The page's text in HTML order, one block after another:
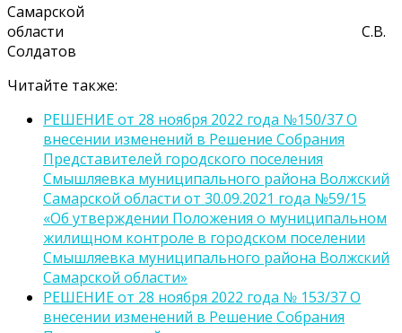
Самарской
области С.В.
Солдатов
Читайте также:
РЕШЕНИЕ от 28 ноября 2022 года №150/37 О
внесении изменений в Решение Собрания
Представителей городского поселения
Смышляевка муниципального района Волжский
Самарской области от 30.09.2021 года №59/15
«Об утверждении Положения о муниципальном
жилищном контроле в городском поселении
Смышляевка муниципального района Волжский
Самарской области»
РЕШЕНИЕ от 28 ноября 2022 года № 153/37 О
внесении изменений в Решение Собрания